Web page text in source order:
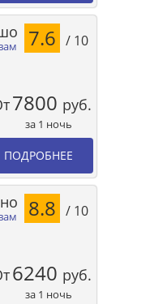
7.6 / 10
7800 руб.
за 1 ночь
ПОДРОБНЕЕ
8.8 / 10
6240 руб.
за 1 ночь